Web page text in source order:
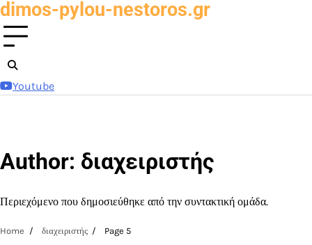
Skip
to
content
dimos-pylou-nestoros.gr
Youtube
Author: διαχειριστής
Περιεχόμενο που δημοσιεύθηκε από την συντακτική ομάδα.
Home διαχειριστής Page 5